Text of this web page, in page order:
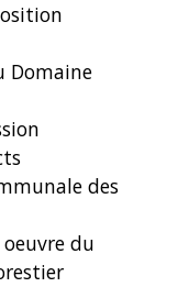
Domaine
des
du